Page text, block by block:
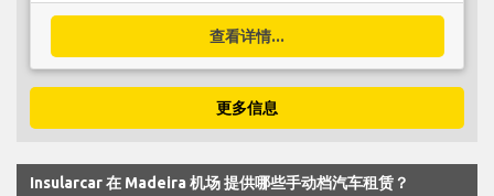
查看详情...
更多信息
Insularcar 在 Madeira 机场 提供哪些手动档汽车租赁？